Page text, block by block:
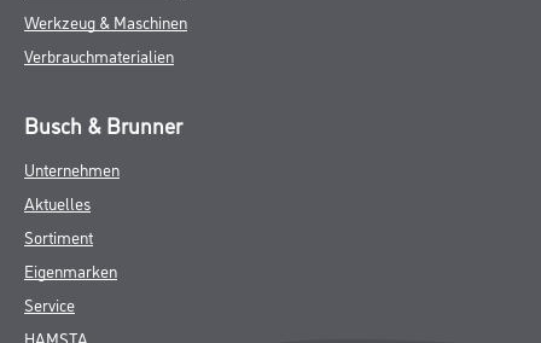
Werkzeug & Maschinen
Verbrauchmaterialien
Busch & Brunner
Unternehmen
Aktuelles
Sortiment
Eigenmarken
Service
HAMSTA